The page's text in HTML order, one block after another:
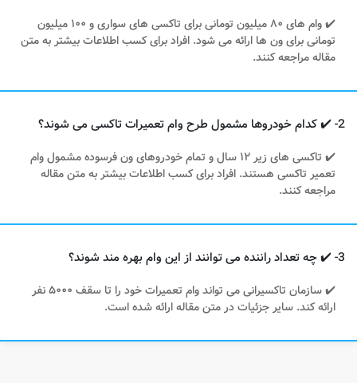
✔️ وام های ۸۰ میلیون تومانی برای تاکسی های سواری و ۱۰۰ میلیون
تومانی برای ون ها ارائه می شود. افراد برای کسب اطلاعات بیشتر به متن
مقاله مراجعه کنند.
2- ✔️ کدام خودروها مشمول طرح وام تعمیرات تاکسی می شوند؟
✔️ تاکسی های زیر ۱۲ سال و تمام خودروهای ون فرسوده مشمول وام
تعمیر تاکسی هستند. افراد برای کسب اطلاعات بیشتر به متن مقاله
مراجعه کنند.
3- ✔️ چه تعداد راننده می توانند از این وام بهره مند شوند؟
✔️ سازمان تاکسیرانی می تواند وام تعمیرات خود را تا سقف ۵۰۰۰ نفر
ارائه کند. سایر جزئیات در متن مقاله ارائه شده است.